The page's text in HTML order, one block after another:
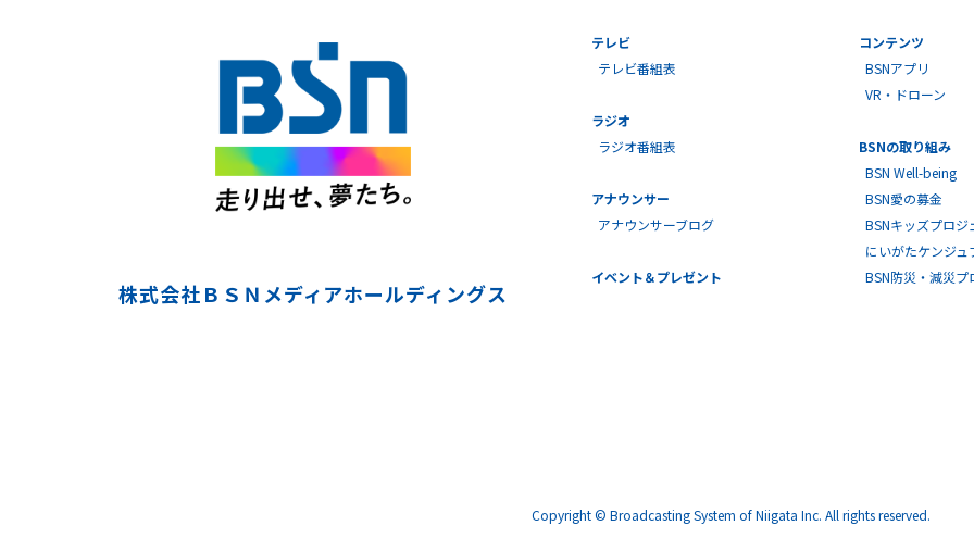
株式会社ＢＳＮメディアホールディングス
テレビ
テレビ番組表
ラジオ
ラジオ番組表
アナウンサー
アナウンサーブログ
イベント＆プレゼント
コンテンツ
BSNアプリ
VR・ドローン
BSNの取り組み
BSN Well-being
BSN愛の募金
BSNキッズプロジ
にいがたケンジ
BSN防災・減災プ
Copyright © Broadcasting System of Niigata Inc. All rights reserved.